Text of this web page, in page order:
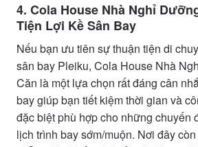
4. Cola House Nhà Nghỉ
Tiện Lợi Kề Sân Bay
Nếu bạn ưu tiên sự thuận tiện di
sân bay Pleiku, Cola House Nhà
Căn là một lựa chọn rất đáng cân
bay giúp bạn tiết kiệm thời gian và
đặc biệt phù hợp cho những chuyến
lịch trình bay sớm/muộn. Nơi đây